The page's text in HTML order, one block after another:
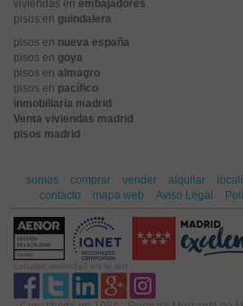
viviendas en embajadores
pisos en guindalera
pisos en nueva españa
pisos en goya
pisos en almagro
pisos en pacífico
inmobiliaria madrid
Venta viviendas madrid
pisos madrid
somos comprar vender alquilar
contacto
mapa web Aviso Legal
canales vivienda2 en la red